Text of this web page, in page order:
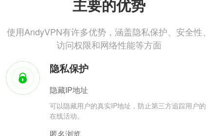
主要的优势
使用AndyVPN有许多优势，涵盖隐私保护、安全性、
访问权限和网络性能等方面
隐私保护
隐藏IP地址
可以隐藏用户的真实IP地址，防止第三方追踪用户的
在线活动。